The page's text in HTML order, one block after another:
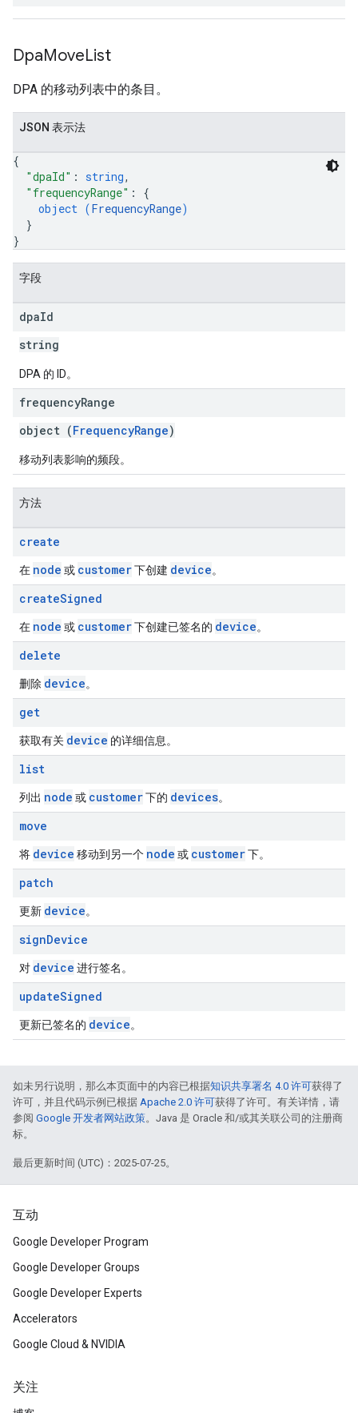
DpaMoveList
DPA 的移动列表中的条目。
JSON 表示法
{
"dpaId" : string,
"frequencyRange" : {
object (FrequencyRange)
}
}
字段
dpaId
string
DPA 的 ID。
frequencyRange
object (FrequencyRange)
移动列表影响的频段。
方法
create
在 node 或 customer下创建 device。
createSigned
在 node 或 customer下创建已签名的 device。
delete
删除 device。
get
获取有关 device 的详细信息。
list
列出 node 或 customer下的 devices。
move
将 device 移动到另一个 node 或 customer下。
patch
更新 device。
signDevice
对 device 进行签名。
updateSigned
更新已签名的 device。
如未另行说明，那么本页面中的内容已根据知识共享署名 4.0 许可获得了
许可，并且代码示例已根据 Apache 2.0 许可获得了许可。有关详情，请
参阅 Google 开发者网站政策。Java 是 Oracle 和/或其关联公司的注册商
标。
最后更新时间 (UTC)：2025-07-25。
互动
Google Developer Program
Google Developer Groups
Google Developer Experts
Accelerators
Google Cloud & NVIDIA
关注